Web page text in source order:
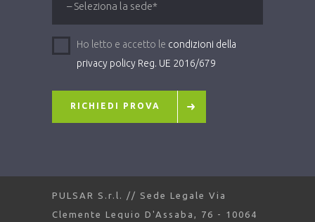
Ho letto e accetto le condizioni della
privacy policy Reg. UE 2016/679
RICHIEDI PROVA
PULSAR S.r.l. // Sede Legale Via
Clemente Lequio D'Assaba, 76 - 10064